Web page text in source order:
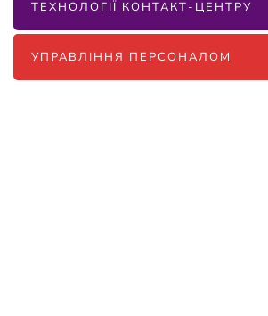
ТЕХНОЛОГІЇ КОНТАКТ-ЦЕНТРУ
УПРАВЛІННЯ ПЕРСОНАЛОМ